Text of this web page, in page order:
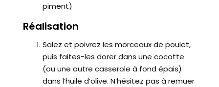
piment)
Réalisation
Salez et poivrez les morceaux de poulet,
puis faites-les dorer dans une cocotte
(ou une autre casserole à fond épais)
dans l’huile d’olive. N’hésitez pas à remuer